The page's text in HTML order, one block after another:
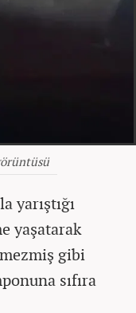
yarıştığı
yaşatarak
gibi
sıfıra